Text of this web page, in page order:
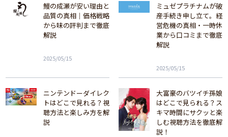
鰻の成瀬が安い理由と
品質の真相｜価格戦略
から味の評判まで徹底
解説
2025/05/15
ミュゼプラチナムが破
産手続き申し立て。経
営危機の真相・一時休
業から口コミまで徹底
解説
2025/05/15
ニンテンドーダイレク
トはどこで見れる？視
聴方法と楽しみ方を解
説
大富豪のバツイチ孫娘
はどこで見られる？ス
キマ時間にサクッと楽
しむ視聴方法を徹底解
説！